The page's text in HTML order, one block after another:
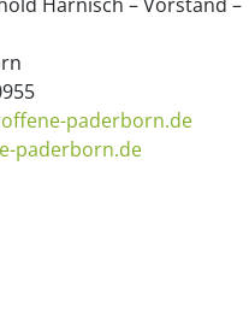
paderborn.de
paderborn.de